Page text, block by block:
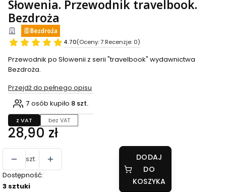
Słowenia. Przewodnik travelbook.
Bezdroża
4.70(Oceny: 7 Recenzje: 0)
Przewodnik po Słowenii z serii "travelbook" wydawnictwa
Bezdroża.
Przejdź do pełnego opisu
7 osób kupiło 8 szt.
z VAT bez VAT
Cena
28,90 zł
szt.
Dostępność:
3 sztuki
DODAJ
DO
KOSZYKA